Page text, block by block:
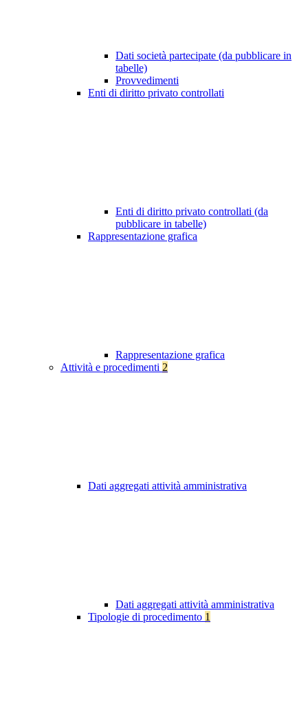
Dati società partecipate (da pubblicare in
tabelle)
Provvedimenti
Enti di diritto privato controllati
Enti di diritto privato controllati (da
pubblicare in tabelle)
Rappresentazione grafica
Rappresentazione grafica
Attività e procedimenti 2
Dati aggregati attività amministrativa
Dati aggregati attività amministrativa
Tipologie di procedimento 1